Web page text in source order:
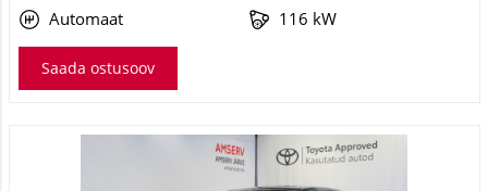
Automaat
116 kW
Saada ostusoov